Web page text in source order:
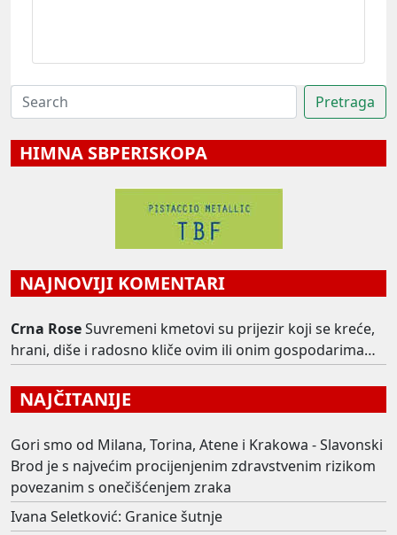
HIMNA SBPERISKOPA
NAJNOVIJI KOMENTARI
Crna RoseSuvremeni kmetovi su prijezir koji se kreće,
hrani, diše i radosno kliče ovim ili onim gospodarima…
NAJČITANIJE
Gori smo od Milana, Torina, Atene i Krakowa - Slavonski
Brod je s najvećim procijenjenim zdravstvenim rizikom
povezanim s onečišćenjem zraka
Ivana Seletković: Granice šutnje